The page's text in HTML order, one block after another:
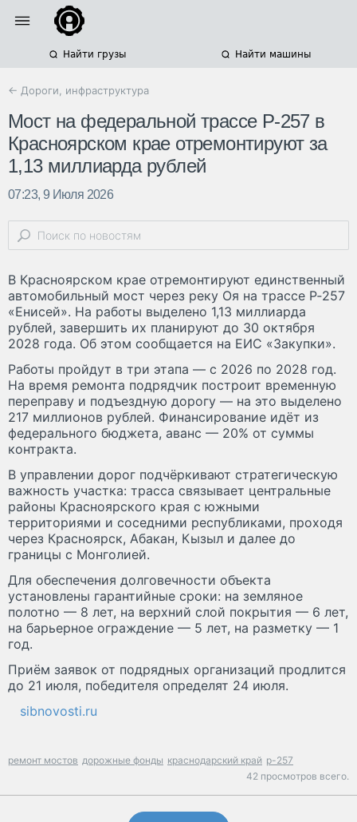
Найти грузы Найти машины
← Дороги, инфраструктура
Мост на федеральной трассе Р‑257 в
Красноярском крае отремонтируют за
1,13 миллиарда рублей
07:23, 9 Июля 2026
В Красноярском крае отремонтируют единственный
автомобильный мост через реку Оя на трассе Р‑257
«Енисей». На работы выделено 1,13 миллиарда
рублей, завершить их планируют до 30 октября
2028 года. Об этом сообщается на ЕИС «Закупки».
Работы пройдут в три этапа — с 2026 по 2028 год.
На время ремонта подрядчик построит временную
переправу и подъездную дорогу — на это выделено
217 миллионов рублей. Финансирование идёт из
федерального бюджета, аванс — 20% от суммы
контракта.
В управлении дорог подчёркивают стратегическую
важность участка: трасса связывает центральные
районы Красноярского края с южными
территориями и соседними республиками, проходя
через Красноярск, Абакан, Кызыл и далее до
границы с Монголией.
Для обеспечения долговечности объекта
установлены гарантийные сроки: на земляное
полотно — 8 лет, на верхний слой покрытия — 6 лет,
на барьерное ограждение — 5 лет, на разметку — 1
год.
Приём заявок от подрядных организаций продлится
до 21 июля, победителя определят 24 июля.
sibnovosti.ru
ремонт мостов дорожные фонды краснодарский край р-257
42 просмотров всего.